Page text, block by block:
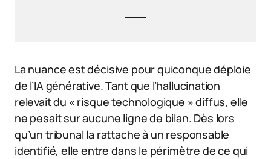
La nuance est décisive pour quiconque déploie
de l’IA générative. Tant que l’hallucination
relevait du « risque technologique » diffus, elle
ne pesait sur aucune ligne de bilan. Dès lors
qu’un tribunal la rattache à un responsable
identifié, elle entre dans le périmètre de ce qui